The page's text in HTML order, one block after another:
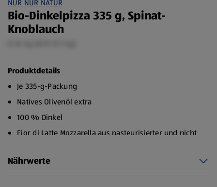
NUR NUR NATUR
Bio-Dinkelpizza 335 g, Spinat-
Knoblauch
Produktdetails
Je 335-g-Packung
Natives Olivenöl extra
100 % Dinkel
Fior di Latte Mozzarella aus pasteurisierter und nicht
Ohne Zuckerzusatz
Nährwerte